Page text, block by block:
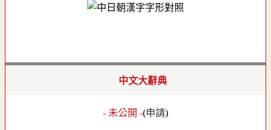
中文大辭典
- 未公開 -(申請)